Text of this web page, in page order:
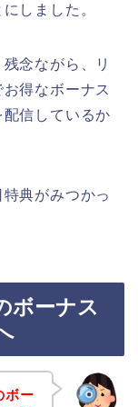
しました。
念ながら、リ
得なボーナス
信しているか
典がみつかっ
ボーナス
ボー